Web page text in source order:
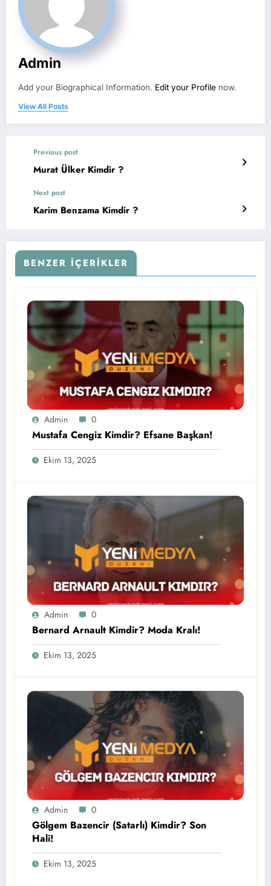
Admin
Add your Biographical Information. Edit your Profile now.
View All Posts
Previous post
Murat Ülker Kimdir ?
Next post
Karim Benzama Kimdir ?
BENZER İÇERIKLER
Admin 0
Mustafa Cengiz Kimdir? Efsane Başkan!
Ekim 13, 2025
Admin 0
Bernard Arnault Kimdir? Moda Kralı!
Ekim 13, 2025
Admin 0
Gölgem Bazencir (Satarlı) Kimdir? Son
Hali!
Ekim 13, 2025